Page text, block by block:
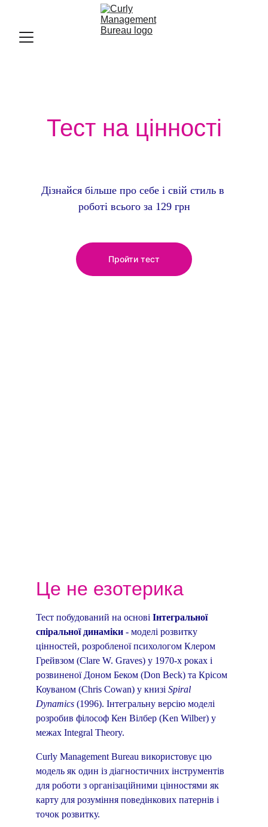
Тест на цінності
Дізнайся більше про себе і свій стиль в
роботі всього за 129 грн
Пройти тест
Це не езотерика
Тест побудований на основі Інтегральної
спіральної динаміки - моделі розвитку
цінностей, розробленої психологом Клером
Грейвзом (Clare W. Graves) у 1970-х роках і
розвиненої Доном Беком (Don Beck) та Крісом
Коуваном (Chris Cowan) у книзі Spiral
Dynamics (1996). Інтегральну версію моделі
розробив філософ Кен Вілбер (Ken Wilber) у
межах Integral Theory.
Curly Management Bureau використовує цю
модель як один із діагностичних інструментів
для роботи з організаційними цінностями як
карту для розуміння поведінкових патернів і
точок розвитку.